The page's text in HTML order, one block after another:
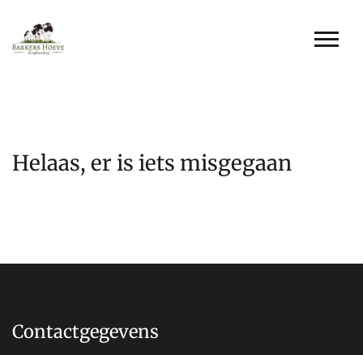
Helaas, er is iets misgegaan
Contactgegevens